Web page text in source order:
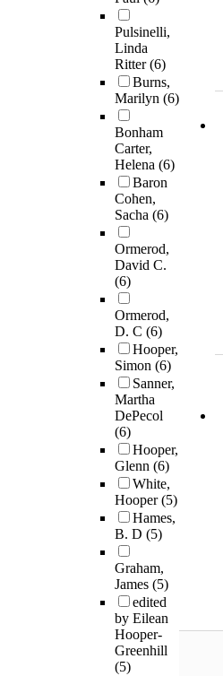
Pulsinelli,
Linda
Ritter(6)
Burns,
Marilyn (6)
Bonham
Carter,
Helena (6)
Baron
Cohen,
Sacha (6)
Ormerod,
David C.
(6)
Ormerod,
D. C (6)
Hooper,
Simon (6)
Sanner,
Martha
DePecol
(6)
Hooper,
Glenn (6)
White,
Hooper(5)
Hames,
B. D (5)
Graham,
James (5)
edited
by Eilean
Hooper-
Greenhill
(5)